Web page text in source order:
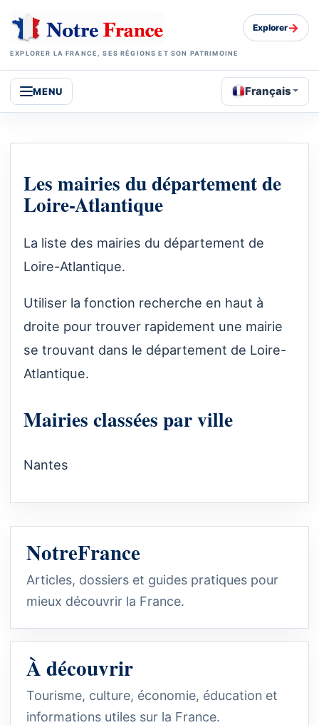
EXPLORER LA FRANCE, SES RÉGIONS ET SON PATRIMOINE
Explorer→
MENU Français
Les mairies du département de
Loire-Atlantique
La liste des mairies du département de
Loire-Atlantique.
Utiliser la fonction recherche en haut à
droite pour trouver rapidement une mairie
se trouvant dans le département de Loire-
Atlantique.
Mairies classées par ville
Nantes
NotreFrance
Articles, dossiers et guides pratiques pour
mieux découvrir la France.
À découvrir
Tourisme, culture, économie, éducation et
informations utiles sur la France.